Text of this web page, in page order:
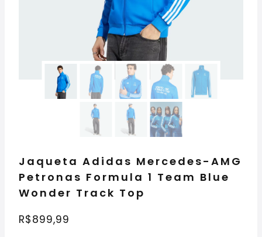
Jaqueta Adidas Mercedes-AMG
Petronas Formula 1 Team Blue
Wonder Track Top
R$899,99